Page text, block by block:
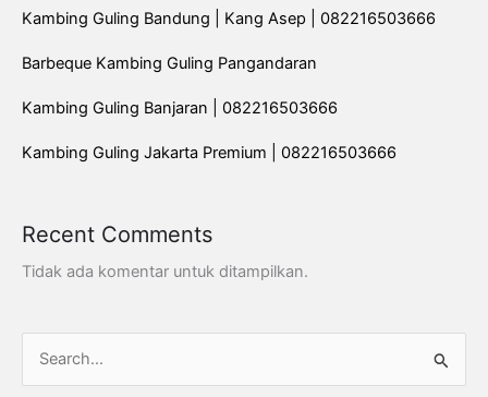
Kambing Guling Bandung | Kang Asep | 082216503666
Barbeque Kambing Guling Pangandaran
Kambing Guling Banjaran | 082216503666
Kambing Guling Jakarta Premium | 082216503666
Recent Comments
Tidak ada komentar untuk ditampilkan.